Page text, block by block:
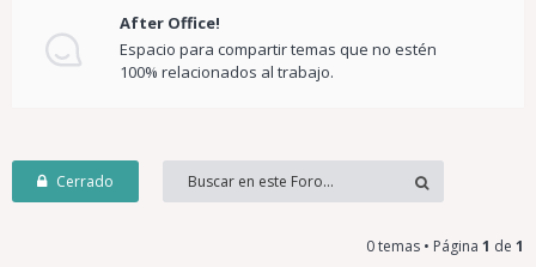
After Office!
Espacio para compartir temas que no estén
100% relacionados al trabajo.
Cerrado
0 temas • Página 1 de 1